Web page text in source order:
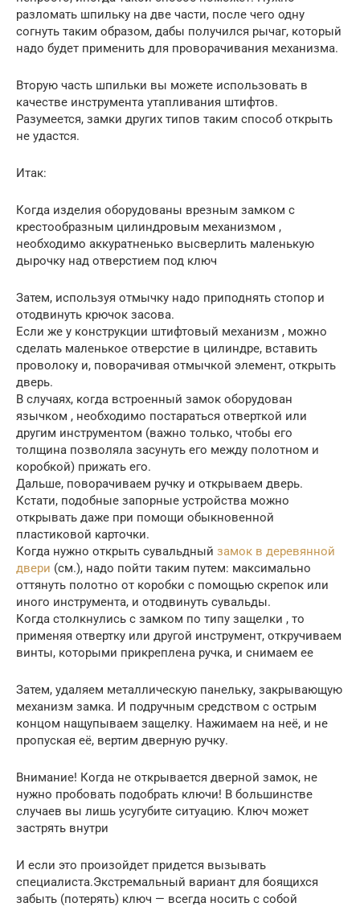
разломать шпильку на две части, после чего одну
согнуть таким образом, дабы получился рычаг, который
надо будет применить для проворачивания механизма.
Вторую часть шпильки вы можете использовать в
качестве инструмента утапливания штифтов.
Разумеется, замки других типов таким способ открыть
не удастся.
Итак:
Когда изделия оборудованы врезным замком с
крестообразным цилиндровым механизмом ,
необходимо аккуратненько высверлить маленькую
дырочку над отверстием под ключ
Затем, используя отмычку надо приподнять стопор и
отодвинуть крючок засова.
Если же у конструкции штифтовый механизм , можно
сделать маленькое отверстие в цилиндре, вставить
проволоку и, поворачивая отмычкой элемент, открыть
дверь.
В случаях, когда встроенный замок оборудован
язычком , необходимо постараться отверткой или
другим инструментом (важно только, чтобы его
толщина позволяла засунуть его между полотном и
коробкой) прижать его.
Дальше, поворачиваем ручку и открываем дверь.
Кстати, подобные запорные устройства можно
открывать даже при помощи обыкновенной
пластиковой карточки.
Когда нужно открыть сувальдный замок в деревянной
двери (см.), надо пойти таким путем: максимально
оттянуть полотно от коробки с помощью скрепок или
иного инструмента, и отодвинуть сувальды.
Когда столкнулись с замком по типу защелки , то
применяя отвертку или другой инструмент, откручиваем
винты, которыми прикреплена ручка, и снимаем ее
Затем, удаляем металлическую панельку, закрывающую
механизм замка. И подручным средством с острым
концом нащупываем защелку. Нажимаем на неё, и не
пропуская её, вертим дверную ручку.
Внимание! Когда не открывается дверной замок, не
нужно пробовать подобрать ключи! В большинстве
случаев вы лишь усугубите ситуацию. Ключ может
застрять внутри
И если это произойдет придется вызывать
специалиста.Экстремальный вариант для боящихся
забыть (потерять) ключ — всегда носить с собой